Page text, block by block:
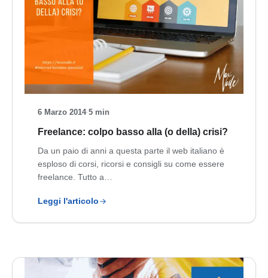
6 Marzo 2014·5 min
Freelance: colpo basso alla (o della) crisi?
Da un paio di anni a questa parte il web italiano è
esploso di corsi, ricorsi e consigli su come essere
freelance. Tutto a…
Leggi l'articolo